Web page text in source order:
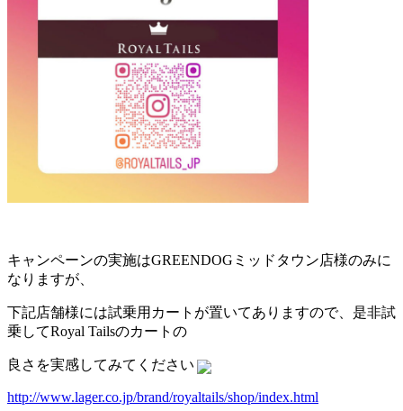
キャンペーンの実施はGREENDOGミッドタウン店様のみに
なりますが、
下記店舗様には試乗用カートが置いてありますので、是非試
乗してRoyal Tailsのカートの
良さを実感してみてください
http://www.lager.co.jp/brand/royaltails/shop/index.html